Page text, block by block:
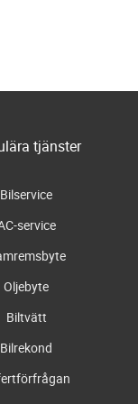
tjänster
Bilservice
service
Oljebyte
Biltvätt
Bilrekond